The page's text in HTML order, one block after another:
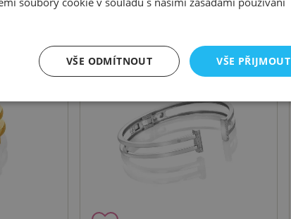
NOVINKA
VŠE PŘIJMOUT
VŠE ODMÍTNOUT